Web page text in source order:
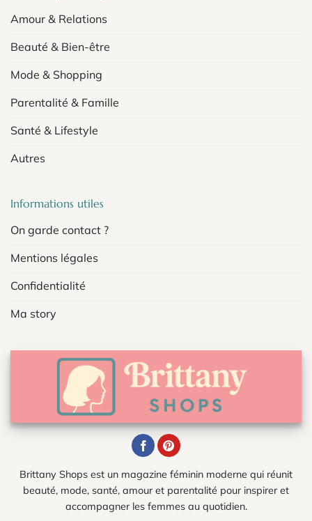
Amour & Relations
Beauté & Bien-être
Mode & Shopping
Parentalité & Famille
Santé & Lifestyle
Autres
Informations utiles
On garde contact ?
Mentions légales
Confidentialité
Ma story
Brittany Shops est un magazine féminin moderne qui réunit
beauté, mode, santé, amour et parentalité pour inspirer et
accompagner les femmes au quotidien.